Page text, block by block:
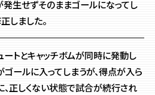
生せずそのままゴールになってし
しました。
トとキャッチボムが同時に発動し
ールに入ってしまうが、得点が入ら
正しくない状態で試合が続行され